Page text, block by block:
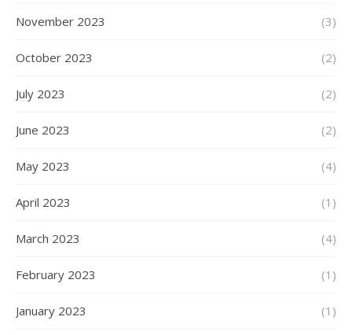
November 2023 (3)
October 2023 (2)
July 2023 (2)
June 2023 (2)
May 2023 (4)
April 2023 (1)
March 2023 (4)
February 2023 (1)
January 2023 (1)